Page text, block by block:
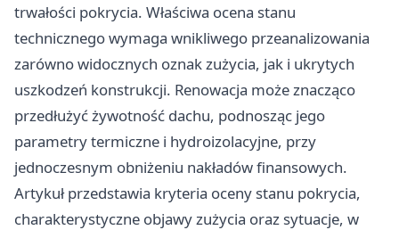
trwałości pokrycia. Właściwa ocena stanu
technicznego wymaga wnikliwego przeanalizowania
zarówno widocznych oznak zużycia, jak i ukrytych
uszkodzeń konstrukcji. Renowacja może znacząco
przedłużyć żywotność dachu, podnosząc jego
parametry termiczne i hydroizolacyjne, przy
jednoczesnym obniżeniu nakładów finansowych.
Artykuł przedstawia kryteria oceny stanu pokrycia,
charakterystyczne objawy zużycia oraz sytuacje, w